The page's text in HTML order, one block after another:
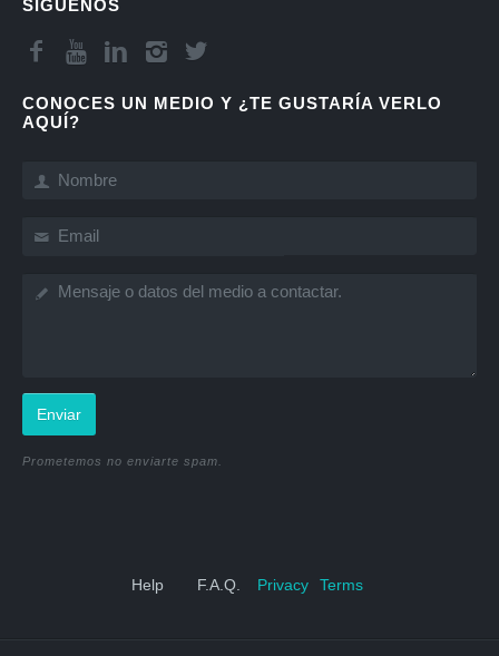
SIGUENOS
CONOCES UN MEDIO Y ¿TE GUSTARÍA VERLO
AQUÍ?
Enviar
Prometemos no enviarte spam.
Help F.A.Q. Privacy Terms